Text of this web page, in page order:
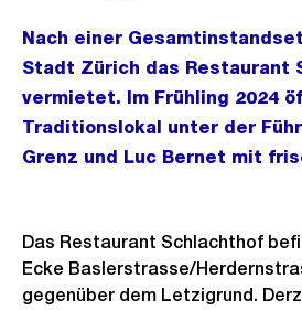
Nach einer
Stadt Zürich das Restaurant
vermietet. Im Frühling 2024
Traditionslokal unter der
Grenz und Luc Bernet mit
Das Restaurant Schlachthof
Ecke Baslerstrasse/
gegenüber dem Letzigrund.